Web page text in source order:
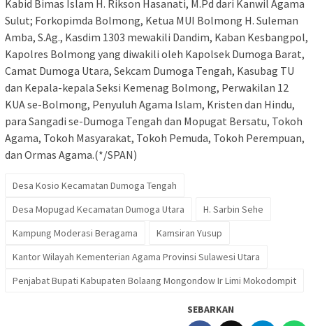
Kabid Bimas Islam H. Rikson Hasanati, M.Pd dari Kanwil Agama
Sulut; Forkopimda Bolmong, Ketua MUI Bolmong H. Suleman
Amba, S.Ag., Kasdim 1303 mewakili Dandim, Kaban Kesbangpol,
Kapolres Bolmong yang diwakili oleh Kapolsek Dumoga Barat,
Camat Dumoga Utara, Sekcam Dumoga Tengah, Kasubag TU
dan Kepala-kepala Seksi Kemenag Bolmong, Perwakilan 12
KUA se-Bolmong, Penyuluh Agama Islam, Kristen dan Hindu,
para Sangadi se-Dumoga Tengah dan Mopugat Bersatu, Tokoh
Agama, Tokoh Masyarakat, Tokoh Pemuda, Tokoh Perempuan,
dan Ormas Agama.(*/SPAN)
Desa Kosio Kecamatan Dumoga Tengah
Desa Mopugad Kecamatan Dumoga Utara
H. Sarbin Sehe
Kampung Moderasi Beragama
Kamsiran Yusup
Kantor Wilayah Kementerian Agama Provinsi Sulawesi Utara
Penjabat Bupati Kabupaten Bolaang Mongondow Ir Limi Mokodompit
SEBARKAN